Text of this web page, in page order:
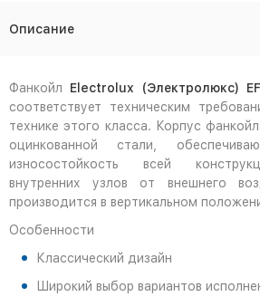
Описание
Фанкойл Electrolux (Электролюкс)
соответствует техническим
технике этого класса. Корпус
оцинкованной стали,
износостойкость всей
внутренних узлов от внешнего
производится в вертикальном
Особенности
Классический дизайн
Широкий выбор вариантов